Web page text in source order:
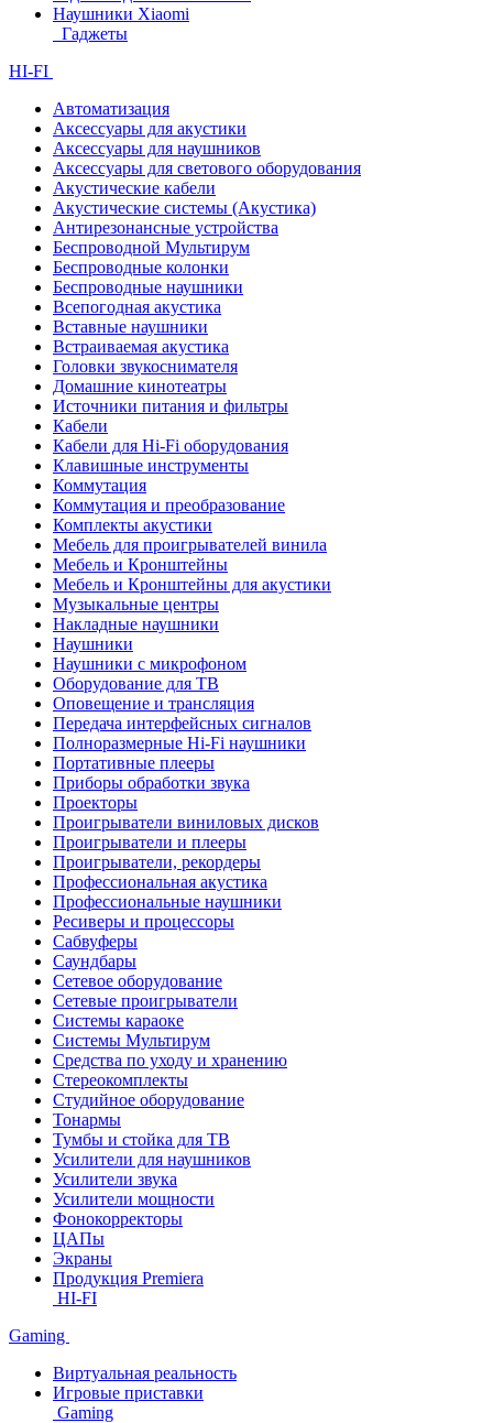
Наушники Xiaomi
Гаджеты
HI-FI
Автоматизация
Аксессуары для акустики
Аксессуары для наушников
Аксессуары для светового оборудования
Акустические кабели
Акустические системы (Акустика)
Антирезонансные устройства
Беспроводной Мультирум
Беспроводные колонки
Беспроводные наушники
Всепогодная акустика
Вставные наушники
Встраиваемая акустика
Головки звукоснимателя
Домашние кинотеатры
Источники питания и фильтры
Кабели
Кабели для Hi-Fi оборудования
Клавишные инструменты
Коммутация
Коммутация и преобразование
Комплекты акустики
Мебель для проигрывателей винила
Мебель и Кронштейны
Мебель и Кронштейны для акустики
Музыкальные центры
Накладные наушники
Наушники
Наушники с микрофоном
Оборудование для ТВ
Оповещение и трансляция
Передача интерфейсных сигналов
Полноразмерные Hi-Fi наушники
Портативные плееры
Приборы обработки звука
Проекторы
Проигрыватели виниловых дисков
Проигрыватели и плееры
Проигрыватели, рекордеры
Профессиональная акустика
Профессиональные наушники
Ресиверы и процессоры
Сабвуферы
Саундбары
Сетевое оборудование
Сетевые проигрыватели
Системы караоке
Системы Мультирум
Средства по уходу и хранению
Стереокомплекты
Студийное оборудование
Тонармы
Тумбы и стойка для ТВ
Усилители для наушников
Усилители звука
Усилители мощности
Фонокорректоры
ЦАПы
Экраны
Продукция Premiera
HI-FI
Gaming
Виртуальная реальность
Игровые приставки
Gaming